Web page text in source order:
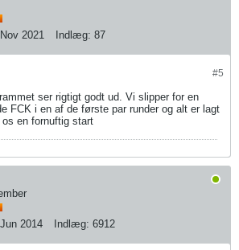
Nov 2021 Indlæg: 87
#5
ser rigtigt godt ud. Vi slipper for en
FCK i en af de første par runder og alt er lagt
en fornuftig start
Jun 2014 Indlæg: 6912